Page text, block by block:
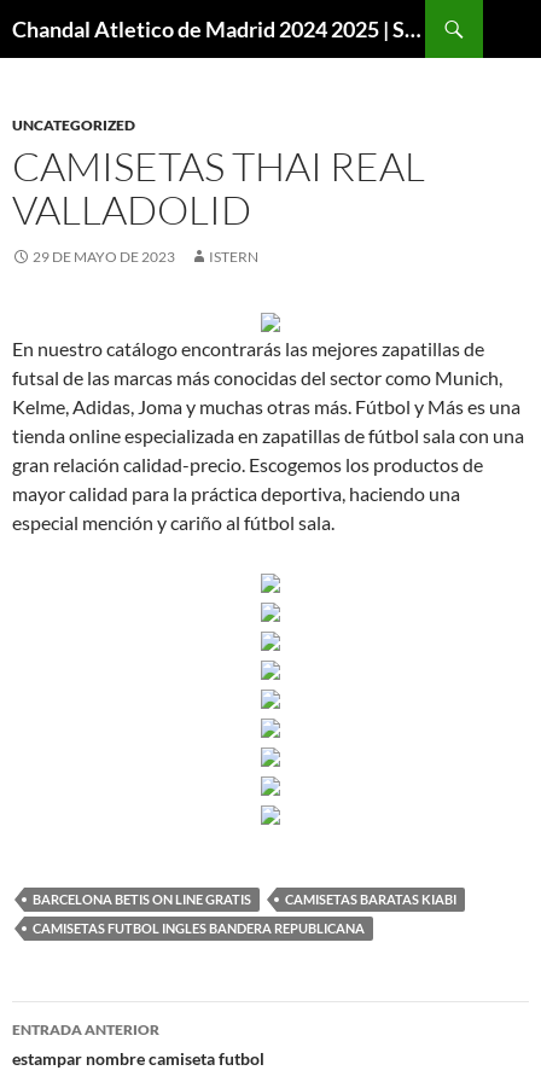
Chandal Atletico de Madrid 2024 2025 | SuperVigo
UNCATEGORIZED
CAMISETAS THAI REAL
VALLADOLID
29 DE MAYO DE 2023 ISTERN
En nuestro catálogo encontrarás las mejores zapatillas de
futsal de las marcas más conocidas del sector como Munich,
Kelme, Adidas, Joma y muchas otras más. Fútbol y Más es una
tienda online especializada en zapatillas de fútbol sala con una
gran relación calidad-precio. Escogemos los productos de
mayor calidad para la práctica deportiva, haciendo una
especial mención y cariño al fútbol sala.
BARCELONA BETIS ON LINE GRATIS
CAMISETAS BARATAS KIABI
CAMISETAS FUTBOL INGLES BANDERA REPUBLICANA
Navegación
de
ENTRADA ANTERIOR
estampar nombre camiseta futbol